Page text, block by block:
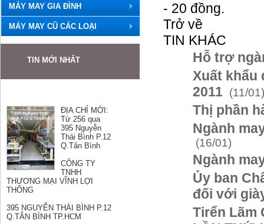
MÁY MAY GIA ĐÌNH
MÁY MAY CŨ CÁC LOẠI
TIN MỚI NHẤT
Từ 256 qua
395 Nguyễn
Thái Bình P.12
Q.Tân Bình
TNHH
THƯƠNG MẠI VĨNH LỢI
THÔNG
Q.TÂN BÌNH TP.HCM
- 20 đồng.
Trở về
TIN KHÁC
Hỗ trợ
Xuất khẩu
2011 (11/01)
Thị phần
Ngành
(16/01)
Ngành
Ủy ban
đối với
Tirển Lãm